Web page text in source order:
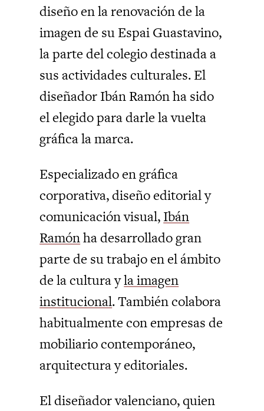
diseño en la renovación de la
imagen de su Espai Guastavino,
la parte del colegio destinada a
sus actividades culturales. El
diseñador Ibán Ramón ha sido
el elegido para darle la vuelta
gráfica la marca.
Especializado en gráfica
corporativa, diseño editorial y
comunicación visual,Ibán
Ramónha desarrollado gran
parte de su trabajo en el ámbito
de la cultura yla imagen
institucional. También colabora
habitualmente con empresas de
mobiliario contemporáneo,
arquitectura y editoriales.
El diseñador valenciano, quien